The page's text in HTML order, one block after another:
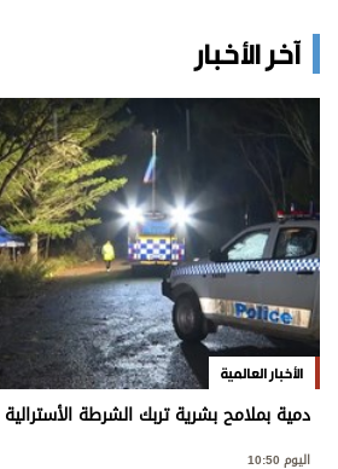
آخر الأخبار
الأخبار العالمية
دمية بملامح بشرية تربك الشرطة الأسترالية
اليوم 10:50